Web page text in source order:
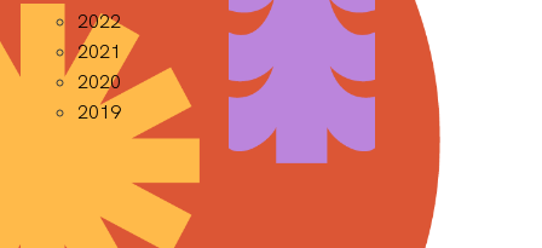
2022
2021
2020
2019
Exposição 2021